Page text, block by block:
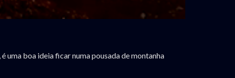
uma boa ideia ficar numa pousada de montanha